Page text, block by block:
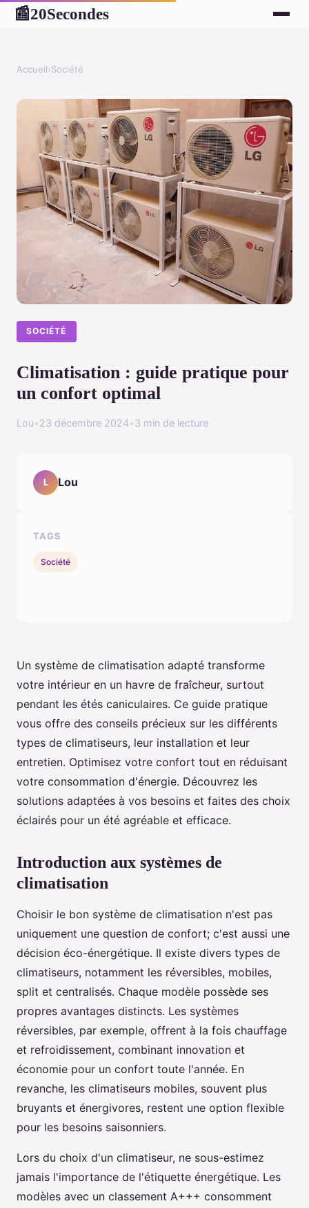
📰20Secondes
Accueil›Société
SOCIÉTÉ
Climatisation : guide pratique pour
un confort optimal
Lou•23 décembre 2024•3 min de lecture
Un système de climatisation adapté transforme
votre intérieur en un havre de fraîcheur, surtout
pendant les étés caniculaires. Ce guide pratique
vous offre des conseils précieux sur les différents
types de climatiseurs, leur installation et leur
entretien. Optimisez votre confort tout en réduisant
votre consommation d'énergie. Découvrez les
solutions adaptées à vos besoins et faites des choix
éclairés pour un été agréable et efficace.
Introduction aux systèmes de
climatisation
Choisir le bon système de climatisation n'est pas
uniquement une question de confort; c'est aussi une
décision éco-énergétique. Il existe divers types de
climatiseurs, notamment les réversibles, mobiles,
split et centralisés. Chaque modèle possède ses
propres avantages distincts. Les systèmes
réversibles, par exemple, offrent à la fois chauffage
et refroidissement, combinant innovation et
économie pour un confort toute l'année. En
revanche, les climatiseurs mobiles, souvent plus
bruyants et énergivores, restent une option flexible
pour les besoins saisonniers.
Lors du choix d'un climatiseur, ne sous-estimez
jamais l'importance de l'étiquette énergétique. Les
modèles avec un classement A+++ consomment
L Lou
TAGS
Société